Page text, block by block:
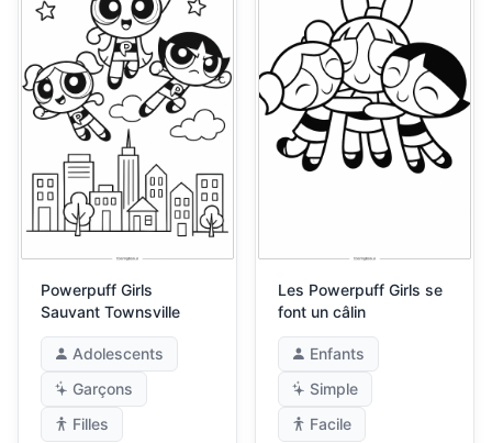
Powerpuff Girls
Sauvant Townsville
Adolescents
Garçons
Filles
Les Powerpuff Girls se
font un câlin
Enfants
Simple
Facile